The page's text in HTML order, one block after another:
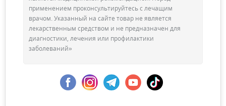
применением проконсультируйтесь с лечащим
врачом. Указанный на сайте товар не является
лекарственным средством и не предназначен для
диагностики, лечения или профилактики
заболеваний»